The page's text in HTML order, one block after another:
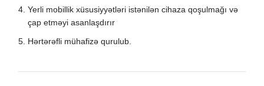
Yerli mobillik xüsusiyyətləri istənilən cihaza qoşulmağı və
çap etməyi asanlaşdırır
Hərtərəfli mühafizə qurulub.